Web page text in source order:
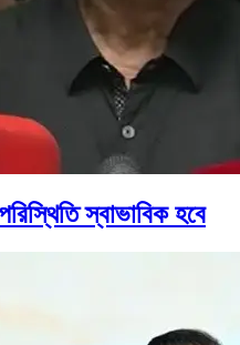
স্বাভাবিক হবে